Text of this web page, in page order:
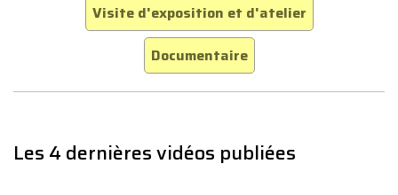
Visite d'exposition et d'atelier
Documentaire
Les 4 dernières vidéos publiées